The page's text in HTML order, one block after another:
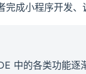
完成小程序开发、
中的各类功能逐